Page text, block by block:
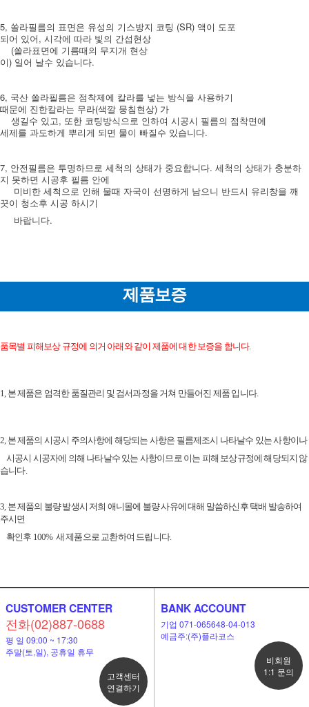
5, 쏠라필름의 표면은 유성의 기스방지 코팅 (SR) 액이 도포
되어 있어, 시각에 따라 빛의 간섭현상
(쏠라표면에 기름때의 무지개 현상
이) 일어 날수 있습니다.
6, 국산 쏠라필름은 점착제에 칼라를 넣는 방식을 사용하기
때문에 진한칼라는 무라(색깔 뭉침현상) 가
생길수 있고, 또한 코팅방식으로 인하여 시공시 필름의 점착면에
세제를 과도하게 뿌리게 되면 물이 빠질수 있습니다.
7, 안전필름은 투명하므로 세척의 상태가 중요합니다. 세척의 상태가 충분하
지 못하면 시공후 필름 안에
미비한 세척으로 인해 물때 자국이 선명하게 남으니 반드시 유리창을 깨
끗이 청소후 시공 하시기
바랍니다.
제품보증
품목별 피해보상 규정에 의거 아래와 같이 제품에 대한 보증을 합니다.
1, 본 제품은 엄격한 품질관리 및 검서과정을 거쳐 만들어진 제품 입니다.
2, 본 제품의 시공시 주의사항에 해당되는 사항은 필름제조시 나타날수 있는 사항이나
시공시 시공자에 의해 나타날수 있는 사항이므로 이는 피해 보상규정에 해당되지 않
습니다.
3, 본 제품의 불량 발생시 저희 애니몰에 불량 사유에 대해 말씀하신후 택배 발송하여
주시면
확인후 100% 새 제품으로 교환하여 드립니다.
CUSTOMER CENTER
전화(02)887-0688
평 일 09:00 ~ 17:30
주말(토,일), 공휴일 휴무
고객센터
연결하기
BANK ACCOUNT
기업 071-065648-04-013
예금주:(주)플라코스
비회원
1:1 문의